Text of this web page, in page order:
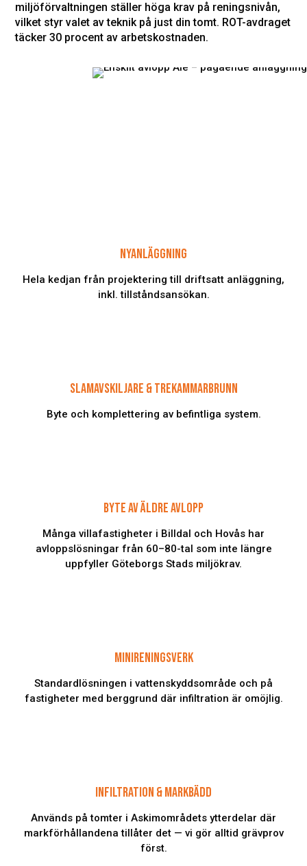
miljöförvaltningen ställer höga krav på reningsnivån,
vilket styr valet av teknik på just din tomt. ROT-avdraget
täcker 30 procent av arbetskostnaden.
NYANLÄGGNING
Hela kedjan från projektering till driftsatt anläggning,
inkl. tillståndsansökan.
SLAMAVSKILJARE & TREKAMMARBRUNN
Byte och komplettering av befintliga system.
BYTE AV ÄLDRE AVLOPP
Många villafastigheter i Billdal och Hovås har
avloppslösningar från 60–80-tal som inte längre
uppfyller Göteborgs Stads miljökrav.
MINIRENINGSVERK
Standardlösningen i vattenskyddsområde och på
fastigheter med berggrund där infiltration är omöjlig.
INFILTRATION & MARKBÄDD
Används på tomter i Askimområdets ytterdelar där
markförhållandena tillåter det — vi gör alltid grävprov
först.